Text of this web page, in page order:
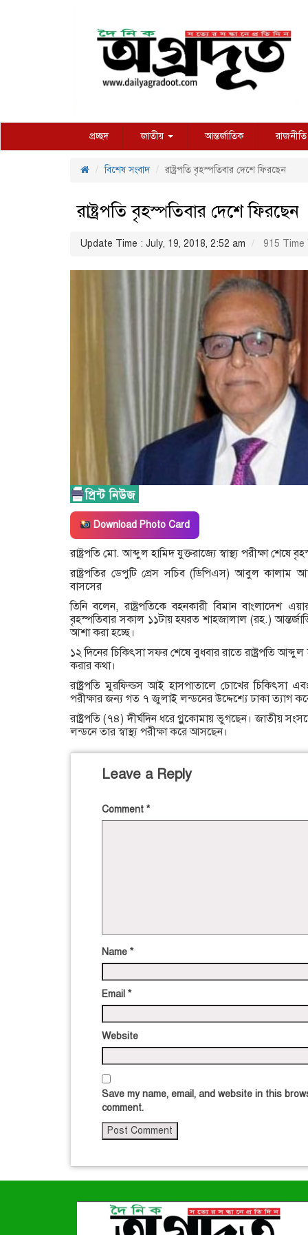
প্রচ্ছদ জাতীয় আন্তর্জাতিক রাজনীতি
বিশেষ সংবাদ রাষ্ট্রপতি বৃহস্পতিবার দেশে ফিরছেন
রাষ্ট্রপতি বৃহস্পতিবার দেশে ফিরছেন
Update Time : July, 19, 2018, 2:52 am 915 Time
Download Photo Card
রাষ্ট্রপতি মো. আব্দুল হামিদ যুক্তরাজ্যে স্বাস্থ্য পরীক্ষা শেষে
রাষ্ট্রপতির ডেপুটি প্রেস সচিব (ডিপিএস) আবুল কালাম
বাসসের
তিনি বলেন, রাষ্ট্রপতিকে বহনকারী বিমান বাংলাদেশ
বৃহস্পতিবার সকাল ১১টায় হযরত শাহজালাল (রহ.)
আশা করা হচ্ছে।
১২ দিনের চিকিৎসা সফর শেষে বুধবার রাতে রাষ্ট্রপতি
করার কথা।
রাষ্ট্রপতি মুরফিল্ডস আই হাসপাতালে চোখের চিকিৎসা
পরীক্ষার জন্য গত ৭ জুলাই লন্ডনের উদ্দেশ্যে ঢাকা ত্যাগ
রাষ্ট্রপতি (৭৪) দীর্ঘদিন ধরে গ্লুকোমায় ভুগছেন। জাতীয়
লন্ডনে তার স্বাস্থ্য পরীক্ষা করে আসছেন।
Leave a Reply
Comment *
Name *
Email *
Website
Save my name, email, and website in this
comment.